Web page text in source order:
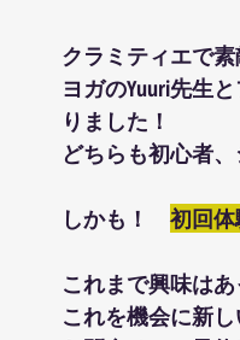
クラミティエで
ヨガのYuuri先生
りました！
どちらも初心者
しかも！ 初回体
これまで興味は
これを機会に新